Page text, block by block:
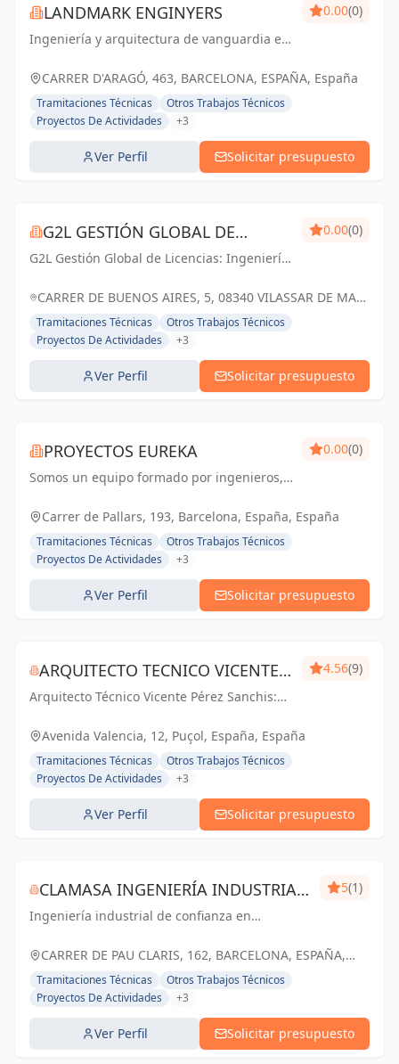
LANDMARK ENGINYERS
Ingeniería y arquitectura de vanguardia en
que marcan la diferencia.
0.00(0)
CARRER D'ARAGÓ, 463, BARCELONA, ESPAÑA, España
Tramitaciones Técnicas
Otros Trabajos Técnicos
Proyectos De Actividades
+3
Ver Perfil Solicitar presupuesto
G2L GESTIÓN GLOBAL DE
LICENCIAS
G2L Gestión Global de Licencias: Ingeniería
y tramitación de Proyectos de Licencia de
0.00(0)
CARRER DE BUENOS AIRES, 5, 08340 VILASSAR DE MAR,
BARCELONA, ESPAÑA, España
Tramitaciones Técnicas
Otros Trabajos Técnicos
Proyectos De Actividades
+3
Ver Perfil Solicitar presupuesto
PROYECTOS EUREKA
Somos un equipo formado por ingenieros,
experiencia en los sectores de licencias de
ejecución...
0.00(0)
Carrer de Pallars, 193, Barcelona, España, España
Tramitaciones Técnicas
Otros Trabajos Técnicos
Proyectos De Actividades
+3
Ver Perfil Solicitar presupuesto
ARQUITECTO TECNICO VICENTE
PÉREZ SANCHIS
Arquitecto Técnico Vicente Pérez Sanchis:
transformando ideas en realidad.
4.56(9)
Avenida Valencia, 12, Puçol, España, España
Tramitaciones Técnicas
Otros Trabajos Técnicos
Proyectos De Actividades
+3
Ver Perfil Solicitar presupuesto
CLAMASA INGENIERÍA INDUSTRIAL
Y SERVICIOS, S.L.
Ingeniería industrial de confianza en
de tu negocio.
5(1)
CARRER DE PAU CLARIS, 162, BARCELONA, ESPAÑA,
España
Tramitaciones Técnicas
Otros Trabajos Técnicos
Proyectos De Actividades
+3
Ver Perfil Solicitar presupuesto